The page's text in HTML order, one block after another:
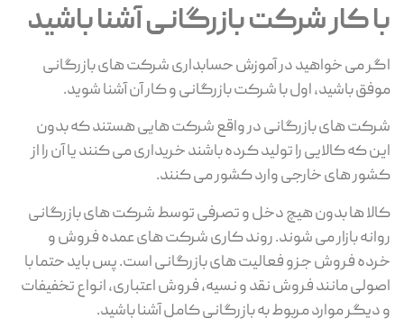
با کار شرکت بازرگانی آشنا باشید
اگر می خواهید در آموزش حسابداری شرکت های بازرگانی
موفق باشید، اول با شرکت بازرگانی و کار آن آشنا شوید.
شرکت های بازرگانی در واقع شرکت هایی هستند که بدون
این که کالایی را تولید کرده باشند خریداری می کنند یا آن را از
کشور های خارجی وارد کشور می کنند.
کالا ها بدون هیچ دخل و تصرفی توسط شرکت های بازرگانی
روانه بازار می شوند. روند کاری شرکت های عمده فروش و
خرده فروش جزو فعالیت های بازرگانی است. پس باید حتما با
اصولی مانند فروش نقد و نسیه، فروش اعتباری، انواع تخفیفات
و دیگر موارد مربوط به بازرگانی کامل آشنا باشید.